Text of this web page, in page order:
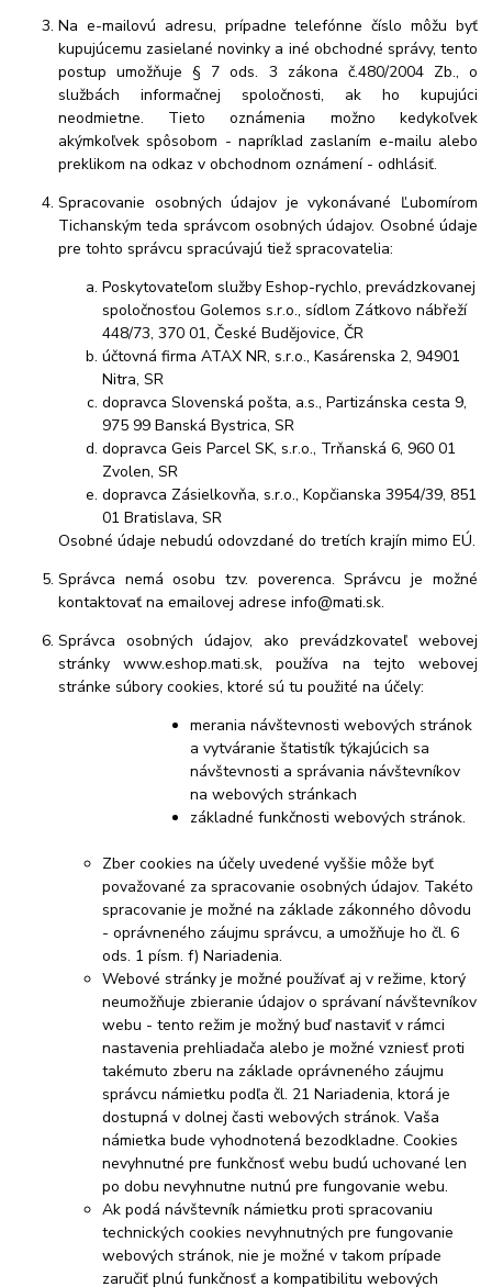
Na e-mailovú adresu, prípadne telefónne číslo môžu byť
kupujúcemu zasielané novinky a iné obchodné správy, tento
postup umožňuje § 7 ods. 3 zákona č.480/2004 Zb., o
službách informačnej spoločnosti, ak ho kupujúci
neodmietne. Tieto oznámenia možno kedykoľvek
akýmkoľvek spôsobom - napríklad zaslaním e-mailu alebo
preklikom na odkaz v obchodnom oznámení - odhlásiť.
Spracovanie osobných údajov je vykonávané Ľubomírom
Tichanským teda správcom osobných údajov. Osobné údaje
pre tohto správcu spracúvajú tiež spracovatelia:
Poskytovateľom služby Eshop-rychlo, prevádzkovanej
spoločnosťou Golemos s.r.o., sídlom Zátkovo nábřeží
448/73, 370 01, České Budějovice, ČR
účtovná firma ATAX NR, s.r.o., Kasárenska 2, 94901
Nitra, SR
dopravca Slovenská pošta, a.s., Partizánska cesta 9,
975 99 Banská Bystrica, SR
dopravca Geis Parcel SK, s.r.o., Trňanská 6, 960 01
Zvolen, SR
dopravca Zásielkovňa, s.r.o., Kopčianska 3954/39, 851
01 Bratislava, SR
Osobné údaje nebudú odovzdané do tretích krajín mimo EÚ.
Správca nemá osobu tzv. poverenca. Správcu je možné
kontaktovať na emailovej adrese info@mati.sk.
Správca osobných údajov, ako prevádzkovateľ webovej
stránky www.eshop.mati.sk, používa na tejto webovej
stránke súbory cookies, ktoré sú tu použité na účely:
merania návštevnosti webových stránok
a vytváranie štatistík týkajúcich sa
návštevnosti a správania návštevníkov
na webových stránkach
základné funkčnosti webových stránok.
Zber cookies na účely uvedené vyššie môže byť
považované za spracovanie osobných údajov. Takéto
spracovanie je možné na základe zákonného dôvodu
- oprávneného záujmu správcu, a umožňuje ho čl. 6
ods. 1 písm. f) Nariadenia.
Webové stránky je možné používať aj v režime, ktorý
neumožňuje zbieranie údajov o správaní návštevníkov
webu - tento režim je možný buď nastaviť v rámci
nastavenia prehliadača alebo je možné vzniesť proti
takémuto zberu na základe oprávneného záujmu
správcu námietku podľa čl. 21 Nariadenia, ktorá je
dostupná v dolnej časti webových stránok. Vaša
námietka bude vyhodnotená bezodkladne. Cookies
nevyhnutné pre funkčnosť webu budú uchované len
po dobu nevyhnutne nutnú pre fungovanie webu.
Ak podá návštevník námietku proti spracovaniu
technických cookies nevyhnutných pre fungovanie
webových stránok, nie je možné v takom prípade
zaručiť plnú funkčnosť a kompatibilitu webových